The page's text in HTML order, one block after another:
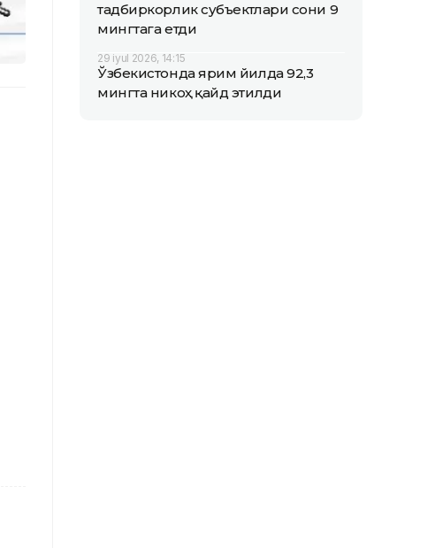
тадбиркорлик субъектлари сони 9
мингтага етди
29 iyul 2026, 14:15
Ўзбекистонда ярим йилда 92,3
мингта никоҳ қайд этилди